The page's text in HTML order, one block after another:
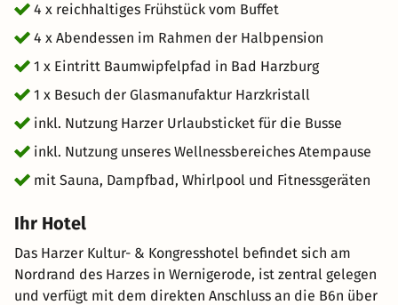
4 x reichhaltiges Frühstück vom Buffet
4 x Abendessen im Rahmen der Halbpension
1 x Eintritt Baumwipfelpfad in Bad Harzburg
1 x Besuch der Glasmanufaktur Harzkristall
inkl. Nutzung Harzer Urlaubsticket für die Busse
inkl. Nutzung unseres Wellnessbereiches Atempause
mit Sauna, Dampfbad, Whirlpool und Fitnessgeräten
Ihr Hotel
Das Harzer Kultur- & Kongresshotel befindet sich am
Nordrand des Harzes in Wernigerode, ist zentral gelegen
und verfügt mit dem direkten Anschluss an die B6n über